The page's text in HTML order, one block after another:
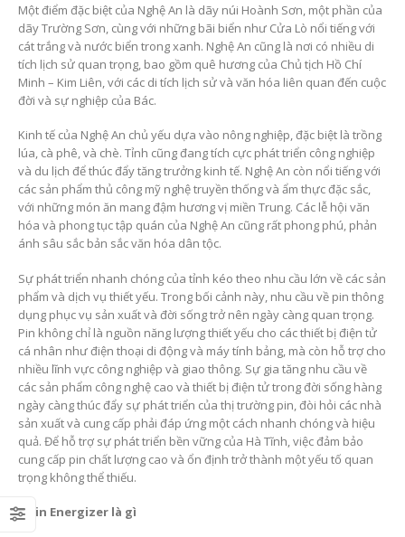
Một điểm đặc biệt của Nghệ An là dãy núi Hoành Sơn, một phần của
dãy Trường Sơn, cùng với những bãi biển như Cửa Lò nổi tiếng với
cát trắng và nước biển trong xanh. Nghệ An cũng là nơi có nhiều di
tích lịch sử quan trọng, bao gồm quê hương của Chủ tịch Hồ Chí
Minh – Kim Liên, với các di tích lịch sử và văn hóa liên quan đến cuộc
đời và sự nghiệp của Bác.
Kinh tế của Nghệ An chủ yếu dựa vào nông nghiệp, đặc biệt là trồng
lúa, cà phê, và chè. Tỉnh cũng đang tích cực phát triển công nghiệp
và du lịch để thúc đẩy tăng trưởng kinh tế. Nghệ An còn nổi tiếng với
các sản phẩm thủ công mỹ nghệ truyền thống và ẩm thực đặc sắc,
với những món ăn mang đậm hương vị miền Trung. Các lễ hội văn
hóa và phong tục tập quán của Nghệ An cũng rất phong phú, phản
ánh sâu sắc bản sắc văn hóa dân tộc.
Sự phát triển nhanh chóng của tỉnh kéo theo nhu cầu lớn về các sản
phẩm và dịch vụ thiết yếu. Trong bối cảnh này, nhu cầu về pin thông
dụng phục vụ sản xuất và đời sống trở nên ngày càng quan trọng.
Pin không chỉ là nguồn năng lượng thiết yếu cho các thiết bị điện tử
cá nhân như điện thoại di động và máy tính bảng, mà còn hỗ trợ cho
nhiều lĩnh vực công nghiệp và giao thông. Sự gia tăng nhu cầu về
các sản phẩm công nghệ cao và thiết bị điện tử trong đời sống hàng
ngày càng thúc đẩy sự phát triển của thị trường pin, đòi hỏi các nhà
sản xuất và cung cấp phải đáp ứng một cách nhanh chóng và hiệu
quả. Để hỗ trợ sự phát triển bền vững của Hà Tĩnh, việc đảm bảo
cung cấp pin chất lượng cao và ổn định trở thành một yếu tố quan
trọng không thể thiếu.
2.Pin Energizer là gì